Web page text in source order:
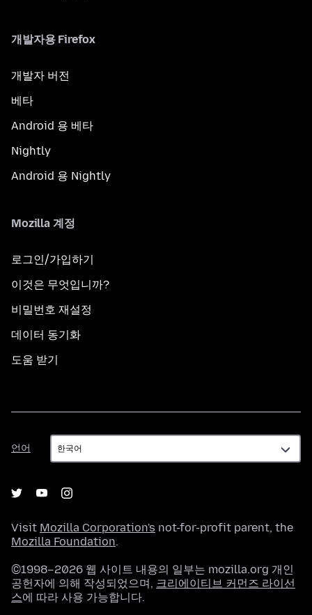
개발자용 Firefox
개발자 버전
베타
Android 용 베타
Nightly
Android 용 Nightly
Mozilla 계정
로그인/가입하기
이것은 무엇입니까?
비밀번호 재설정
데이터 동기화
도움 받기
언어
언
어
Visit Mozilla Corporation's not-for-profit parent, the
Mozilla Foundation.
©1998–2026 웹 사이트 내용의 일부는 mozilla.org 개인
공헌자에 의해 작성되었으며, 크리에이티브 커먼즈 라이선
스에 따라 사용 가능합니다.